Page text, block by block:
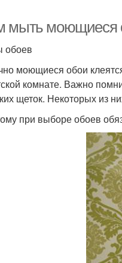
мыть моющиеся
обоев
моющиеся обои
комнате. Важно
щеток. Некоторых из
при выборе обоев